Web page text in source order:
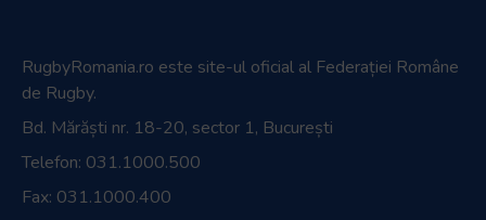
RugbyRomania.ro este site-ul oficial al Federației Române
de Rugby.
Bd. Mărăști nr. 18-20, sector 1, București
Telefon: 031.1000.500
Fax: 031.1000.400